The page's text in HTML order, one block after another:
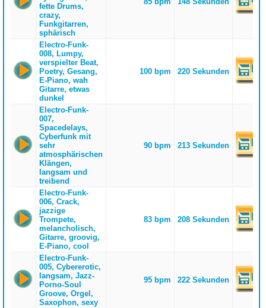
fette Drums,
crazy,
Funkgitarren,
sphärisch
Electro-Funk-
008, Lumpy,
verspielter Beat,
Poetry, Gesang,
E-Piano, wah
Gitarre, etwas
dunkel
100 bpm 220 Sekunden
Electro-Funk-
007,
Spacedelays,
Cyberfunk mit
sehr
atmosphärischen
Klängen,
langsam und
treibend
90 bpm 213 Sekunden
Electro-Funk-
006, Crack,
jazzige
Trompete,
melancholisch,
Gitarre, groovig,
E-Piano, cool
83 bpm 208 Sekunden
Electro-Funk-
005, Cybererotic,
langsam, Jazz-
Porno-Soul
Groove, Orgel,
Saxophon, sexy
95 bpm 222 Sekunden